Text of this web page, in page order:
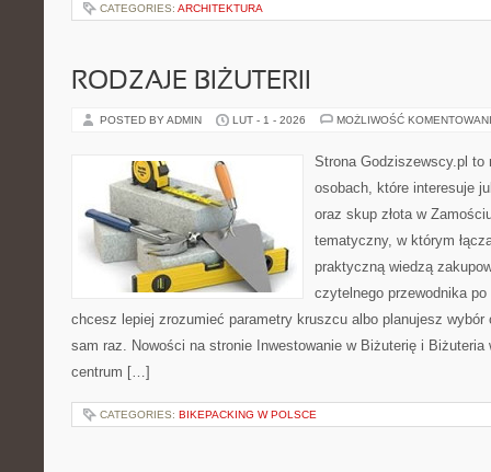
CATEGORIES: ARCHITEKTURA
RODZAJE BIŻUTERII
POSTED BY ADMIN LUT - 1 - 2026 MOŻLIWOŚĆ
Strona Godziszewscy.pl
osobach, które interesuje
oraz skup złota w
tematyczny, w którym
praktyczną wiedzą
czytelnego przewodnika
chcesz lepiej zrozumieć parametry kruszcu albo planujesz
sam raz. Nowości na stronie Inwestowanie w Biżuterię i
centrum […]
CATEGORIES: BIKEPACKING W POLSCE